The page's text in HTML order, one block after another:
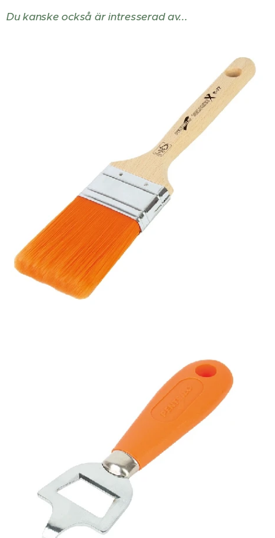
Du kanske också är intresserad av...